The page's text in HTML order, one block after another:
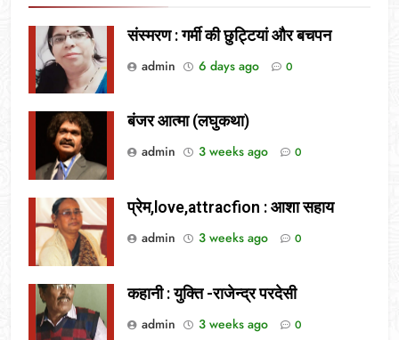
संस्मरण : गर्मी की छुट्टियां और बचपन
admin
6 days ago 0
बंजर आत्मा (लघुकथा)
admin
3 weeks ago 0
प्रेम,love,attracfion : आशा सहाय
admin
3 weeks ago 0
कहानी : युक्ति -राजेन्द्र परदेसी
admin
3 weeks ago 0